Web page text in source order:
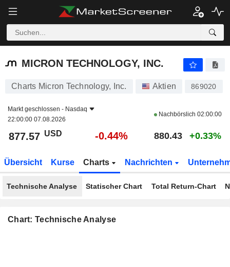
MICRON TECHNOLOGY, INC. -0.44%
MICRON TECHNOLOGY, INC.
Charts Micron Technology, Inc. Aktien 869020
Markt geschlossen - Nasdaq
22:00:00 07.08.2026
Nachbörslich 02:00:00
877.57 USD -0.44% 880.43 +0.33%
Übersicht Kurse Charts Nachrichten
Technische Analyse Statischer Chart Total Return-Chart
Chart: Technische Analyse